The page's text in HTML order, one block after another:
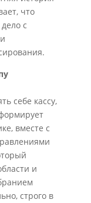
что
с
себе кассу,
вместе с
и
строго в